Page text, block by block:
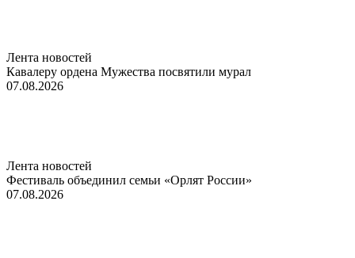
Лента новостей
Кавалеру ордена Мужества посвятили мурал
07.08.2026
Лента новостей
Фестиваль объединил семьи «Орлят России»
07.08.2026